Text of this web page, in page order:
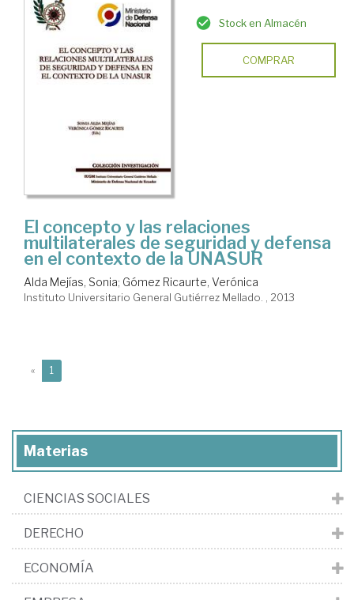
Stock en Almacén
COMPRAR
El concepto y las relaciones
multilaterales de seguridad y defensa
en el contexto de la UNASUR
Alda Mejías, Sonia; Gómez Ricaurte, Verónica
Instituto Universitario General Gutiérrez Mellado. , 2013
« 1
Materias
CIENCIAS SOCIALES
DERECHO
ECONOMÍA